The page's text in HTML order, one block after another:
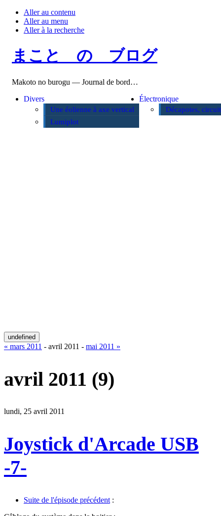
Aller au contenu
Aller au menu
Aller à la recherche
まこと の ブログ
Makoto no burogu — Journal de bord…
Divers
Une éolienne à axe vertical
Lumiplot
Électronique
Décapotes,
undefined
« mars 2011 - avril 2011 - mai 2011 »
avril 2011 (9)
lundi, 25 avril 2011
Joystick d'Arcade USB
-7-
Suite de l'épisode précédent :